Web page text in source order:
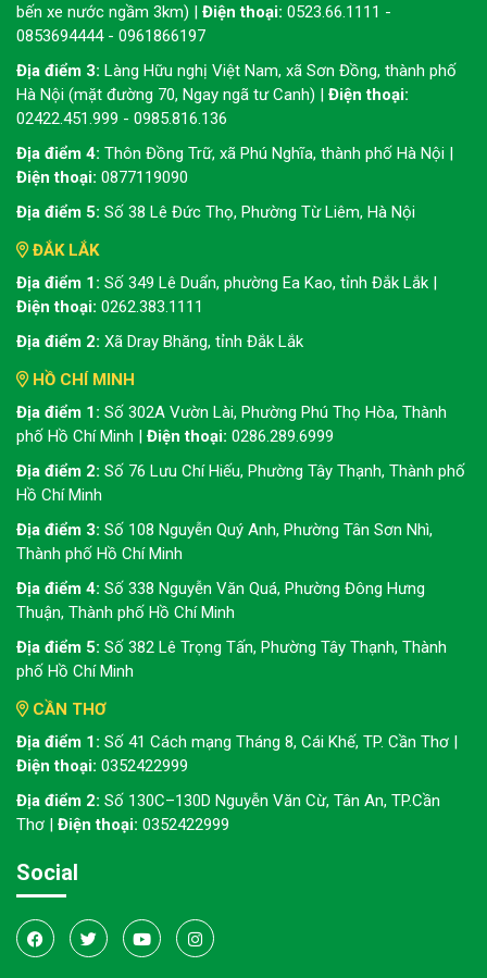
bến xe nước ngầm 3km) | Điện thoại: 0523.66.1111 -
0853694444 - 0961866197
Địa điểm 3: Làng Hữu nghị Việt Nam, xã Sơn Đồng, thành phố
Hà Nội (mặt đường 70, Ngay ngã tư Canh) | Điện thoại:
02422.451.999 - 0985.816.136
Địa điểm 4: Thôn Đồng Trữ, xã Phú Nghĩa, thành phố Hà Nội |
Điện thoại: 0877119090
Địa điểm 5: Số 38 Lê Đức Thọ, Phường Từ Liêm, Hà Nội
ĐẮK LẮK
Địa điểm 1: Số 349 Lê Duẩn, phường Ea Kao, tỉnh Đắk Lắk |
Điện thoại: 0262.383.1111
Địa điểm 2: Xã Dray Bhăng, tỉnh Đắk Lắk
HỒ CHÍ MINH
Địa điểm 1: Số 302A Vườn Lài, Phường Phú Thọ Hòa, Thành
phố Hồ Chí Minh | Điện thoại: 0286.289.6999
Địa điểm 2: Số 76 Lưu Chí Hiếu, Phường Tây Thạnh, Thành phố
Hồ Chí Minh
Địa điểm 3: Số 108 Nguyễn Quý Anh, Phường Tân Sơn Nhì,
Thành phố Hồ Chí Minh
Địa điểm 4: Số 338 Nguyễn Văn Quá, Phường Đông Hưng
Thuận, Thành phố Hồ Chí Minh
Địa điểm 5: Số 382 Lê Trọng Tấn, Phường Tây Thạnh, Thành
phố Hồ Chí Minh
CẦN THƠ
Địa điểm 1: Số 41 Cách mạng Tháng 8, Cái Khế, TP. Cần Thơ |
Điện thoại: 0352422999
Địa điểm 2: Số 130C–130D Nguyễn Văn Cừ, Tân An, TP.Cần
Thơ | Điện thoại: 0352422999
Social